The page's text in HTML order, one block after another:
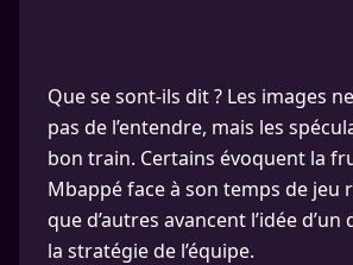
Que se sont-ils dit ? Les images
pas de l’entendre, mais les
bon train. Certains évoquent la
Mbappé face à son temps de jeu
que d’autres avancent l’idée
la stratégie de l’équipe.